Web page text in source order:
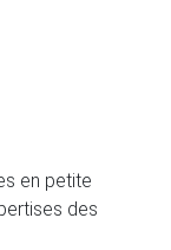
en petite
des